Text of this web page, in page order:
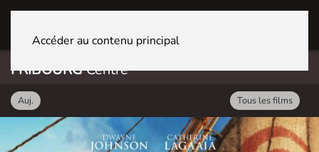
Accéder au contenu principal
FRIBOURGCentre
Auj. Tous les films